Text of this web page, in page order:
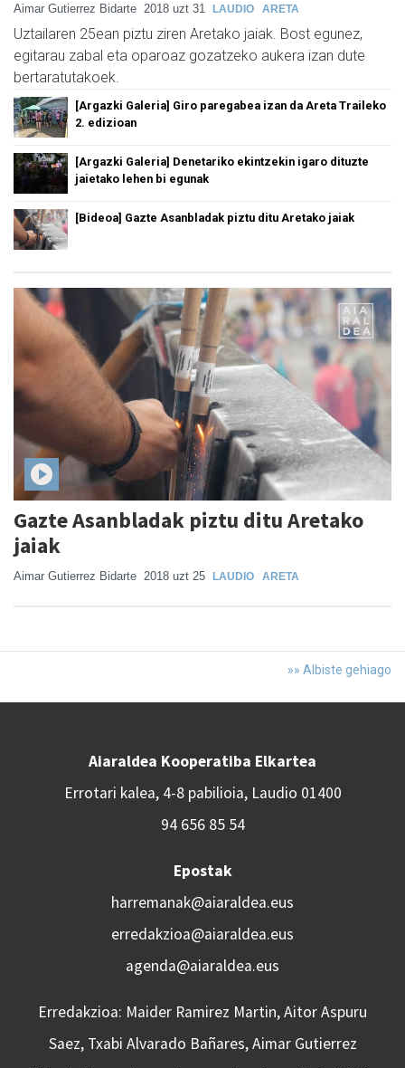
Aimar Gutierrez Bidarte 2018 uzt 31 LAUDIO ARETA
Uztailaren 25ean piztu ziren Aretako jaiak. Bost egunez,
egitarau zabal eta oparoaz gozatzeko aukera izan dute
bertaratutakoek.
[Argazki Galeria] Giro paregabea izan da Areta Traileko
2. edizioan
[Argazki Galeria] Denetariko ekintzekin igaro dituzte
jaietako lehen bi egunak
[Bideoa] Gazte Asanbladak piztu ditu Aretako jaiak
Gazte Asanbladak piztu ditu Aretako
jaiak
Aimar Gutierrez Bidarte 2018 uzt 25 LAUDIO ARETA
»» Albiste gehiago
Aiaraldea Kooperatiba Elkartea
Errotari kalea, 4-8 pabilioia, Laudio 01400
94 656 85 54
Epostak
harremanak@aiaraldea.eus
erredakzioa@aiaraldea.eus
agenda@aiaraldea.eus
Erredakzioa: Maider Ramirez Martin, Aitor Aspuru
Saez, Txabi Alvarado Bañares, Aimar Gutierrez